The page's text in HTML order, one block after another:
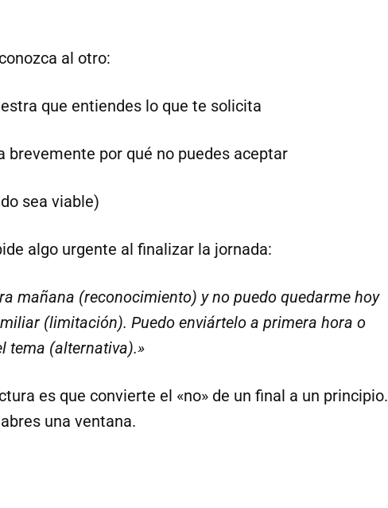
al otro:
que entiendes lo que te solicita
brevemente por qué no puedes aceptar
sea viable)
algo urgente al finalizar la jornada:
mañana (reconocimiento) y no puedo quedarme hoy
(limitación). Puedo enviártelo a primera hora o
tema (alternativa).»
es que convierte el «no» de un final a un principio.
una ventana.